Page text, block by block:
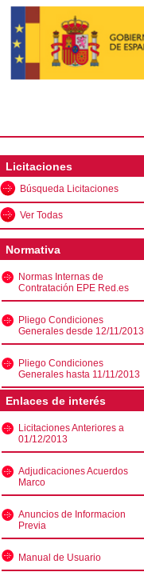
Licitaciones
Búsqueda Licitaciones
Ver Todas
Normativa
Normas Internas de
Contratación EPE Red.es
Pliego Condiciones
Generales desde 12/11/2013
Pliego Condiciones
Generales hasta 11/11/2013
Enlaces de interés
Licitaciones Anteriores a
01/12/2013
Adjudicaciones Acuerdos
Marco
Anuncios de Informacion
Previa
Manual de Usuario